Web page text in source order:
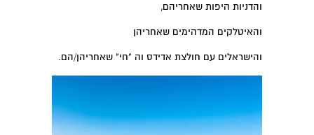
והדניות היפות שאחריהם,
והאיטלקים המדהימים שאחריהן
והישראלים עם חולצת אדידס וה "חי" שאחריהן/הם.